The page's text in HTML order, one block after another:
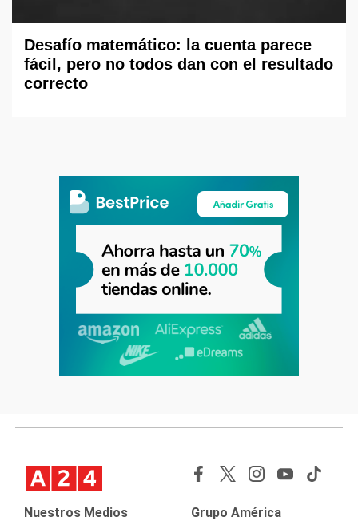
Desafío matemático: la cuenta parece
fácil, pero no todos dan con el resultado
correcto
Nuestros Medios Grupo América